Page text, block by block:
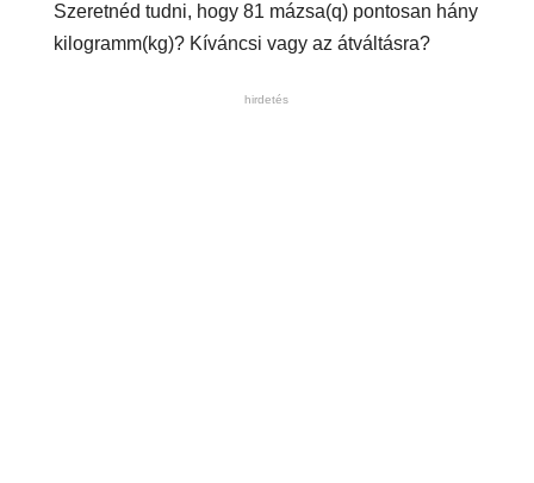
Szeretnéd tudni, hogy 81 mázsa(q) pontosan hány
kilogramm(kg)? Kíváncsi vagy az átváltásra?
hirdetés